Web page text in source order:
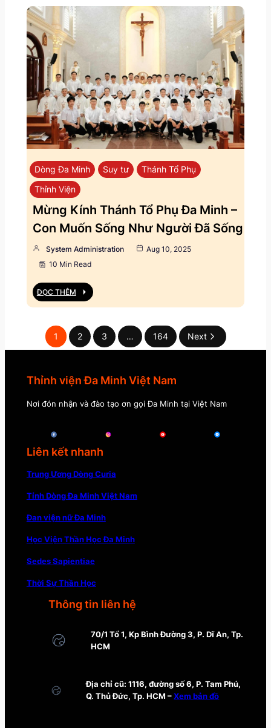
Dòng Đa Minh Suy tư
Thánh Tổ Phụ
Thỉnh Viện
Mừng Kính Thánh Tổ Phụ Đa Minh –
Con Muốn Sống Như Người Đã Sống
System Administration
Aug 10, 2025
10 Min Read
ĐỌC THÊM
1 2 3 … 164 Next
Thỉnh viện Đa Minh Việt Nam
Nơi đón nhận và đào tạo ơn gọi Đa Minh tại Việt Nam
Liên kết nhanh
Trung Ương Dòng Curia
Tỉnh Dòng Đa Minh Việt Nam
Đan viện nữ Đa Minh
Học Viện Thần Học Đa Minh
Sedes Sapientiae
Thời Sự Thần Học
Thông tin liên hệ
70/1 Tổ 1, Kp Bình Đường 3, P. Dĩ An, Tp.
HCM
Địa chỉ cũ: 1116, đường số 6, P. Tam Phú,
Q. Thủ Đức, Tp. HCM –Xem bản đồ